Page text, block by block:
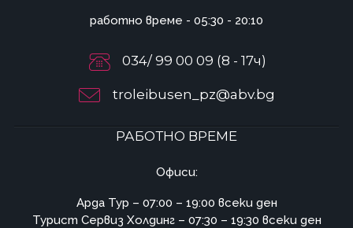
работно време - 05:30 - 20:10
034/ 99 00 09 (8 - 17ч)
troleibusen_pz@abv.bg
РАБОТНО ВРЕМЕ
Офиси:
Арда Тур – 07:00 – 19:00 всеки ден
Турист Сервиз Холдинг – 07:30 – 19:30 всеки ден